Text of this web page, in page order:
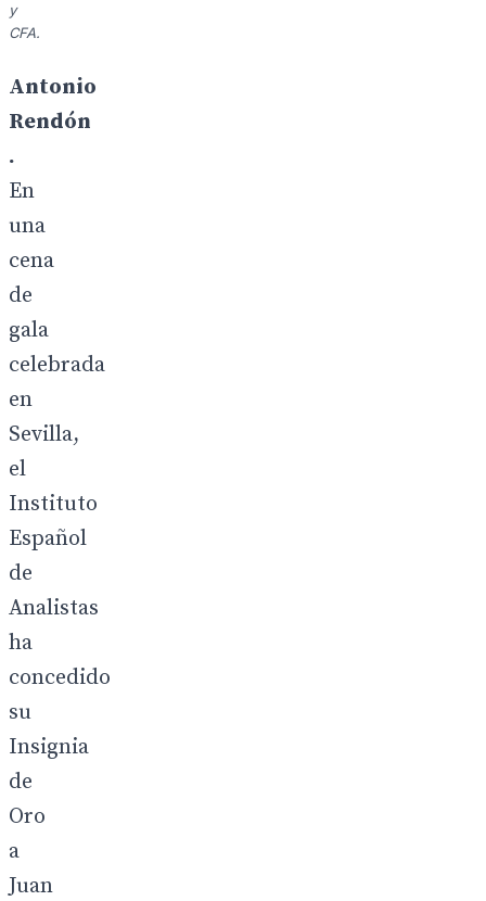
y
CFA.
Antonio
Rendón
.
En
una
cena
de
gala
celebrada
en
Sevilla,
el
Instituto
Español
de
Analistas
ha
concedido
su
Insignia
de
Oro
a
Juan